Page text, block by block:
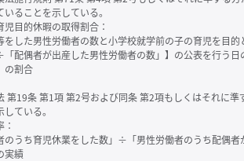
ることを示している。
目的休暇の取得割合：
をした男性労働者の数と小学校就学前の子の育児を目
配偶者が出産した男性労働者の数」】の公表を行う
の割合
第19条 第1項 第2号および同条 第2項もしくはそれに
ている。
のうち育児休業をした数」÷「男性労働者のうち配偶
実績